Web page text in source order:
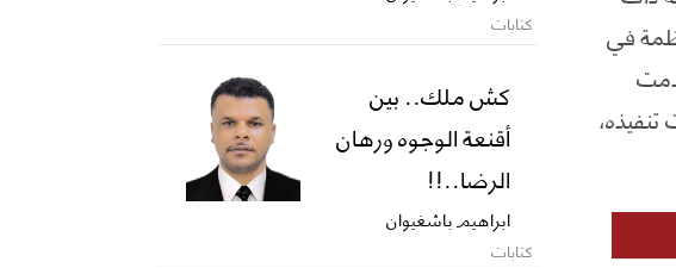
في
كتابات
كش ملك.. بين
أقنعة الوجوه ورهان
الرضا..!!
ابراهيم باشغيوان
كتابات